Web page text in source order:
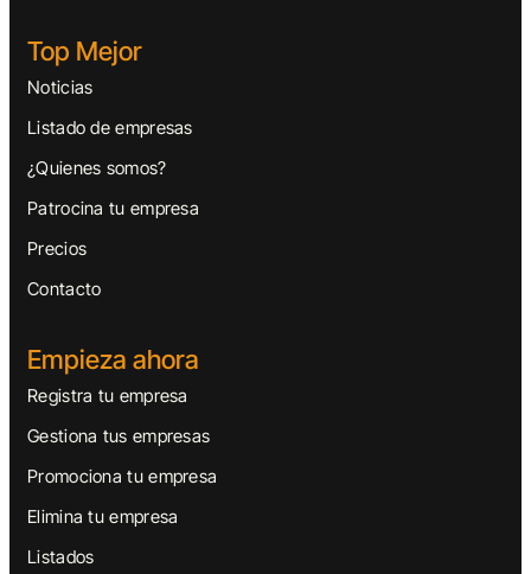
Top Mejor
Noticias
Listado de empresas
¿Quienes somos?
Patrocina tu empresa
Precios
Contacto
Empieza ahora
Registra tu empresa
Gestiona tus empresas
Promociona tu empresa
Elimina tu empresa
Listados